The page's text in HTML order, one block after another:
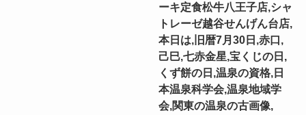
ーキ定食松牛八王子店,シャ
トレーゼ越谷せんげん台店,
本日は,旧暦7月30日,赤口,
己巳,七赤金星,宝くじの日,
くず餅の日,温泉の資格,日
本温泉科学会,温泉地域学
会,関東の温泉の古画像,